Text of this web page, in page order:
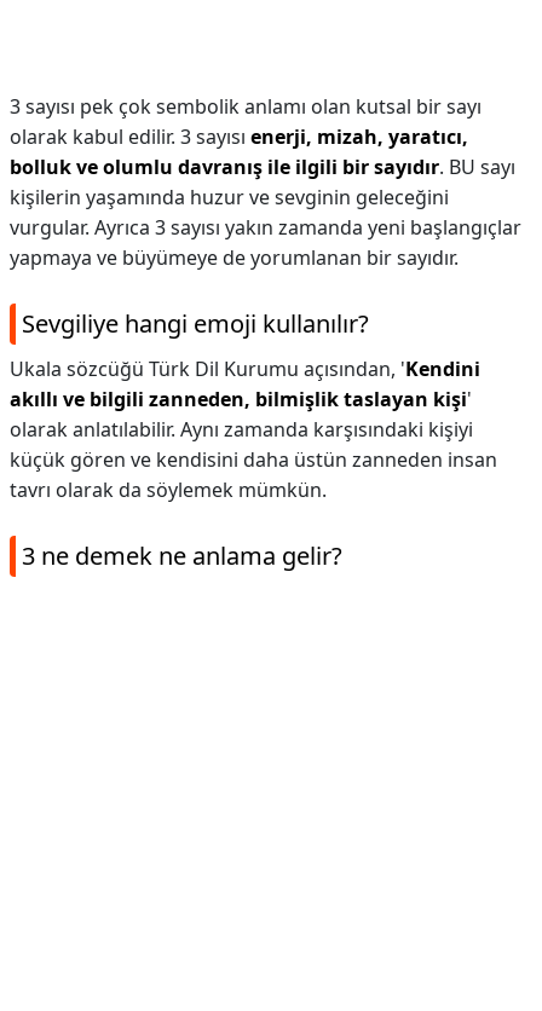
3 sayısı pek çok sembolik anlamı olan kutsal bir sayı
olarak kabul edilir. 3 sayısı enerji, mizah, yaratıcı,
bolluk ve olumlu davranış ile ilgili bir sayıdır. BU sayı
kişilerin yaşamında huzur ve sevginin geleceğini
vurgular. Ayrıca 3 sayısı yakın zamanda yeni başlangıçlar
yapmaya ve büyümeye de yorumlanan bir sayıdır.
Sevgiliye hangi emoji kullanılır?
Ukala sözcüğü Türk Dil Kurumu açısından, 'Kendini
akıllı ve bilgili zanneden, bilmişlik taslayan kişi'
olarak anlatılabilir. Aynı zamanda karşısındaki kişiyi
küçük gören ve kendisini daha üstün zanneden insan
tavrı olarak da söylemek mümkün.
3 ne demek ne anlama gelir?